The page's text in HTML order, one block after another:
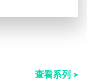
查看系列 >